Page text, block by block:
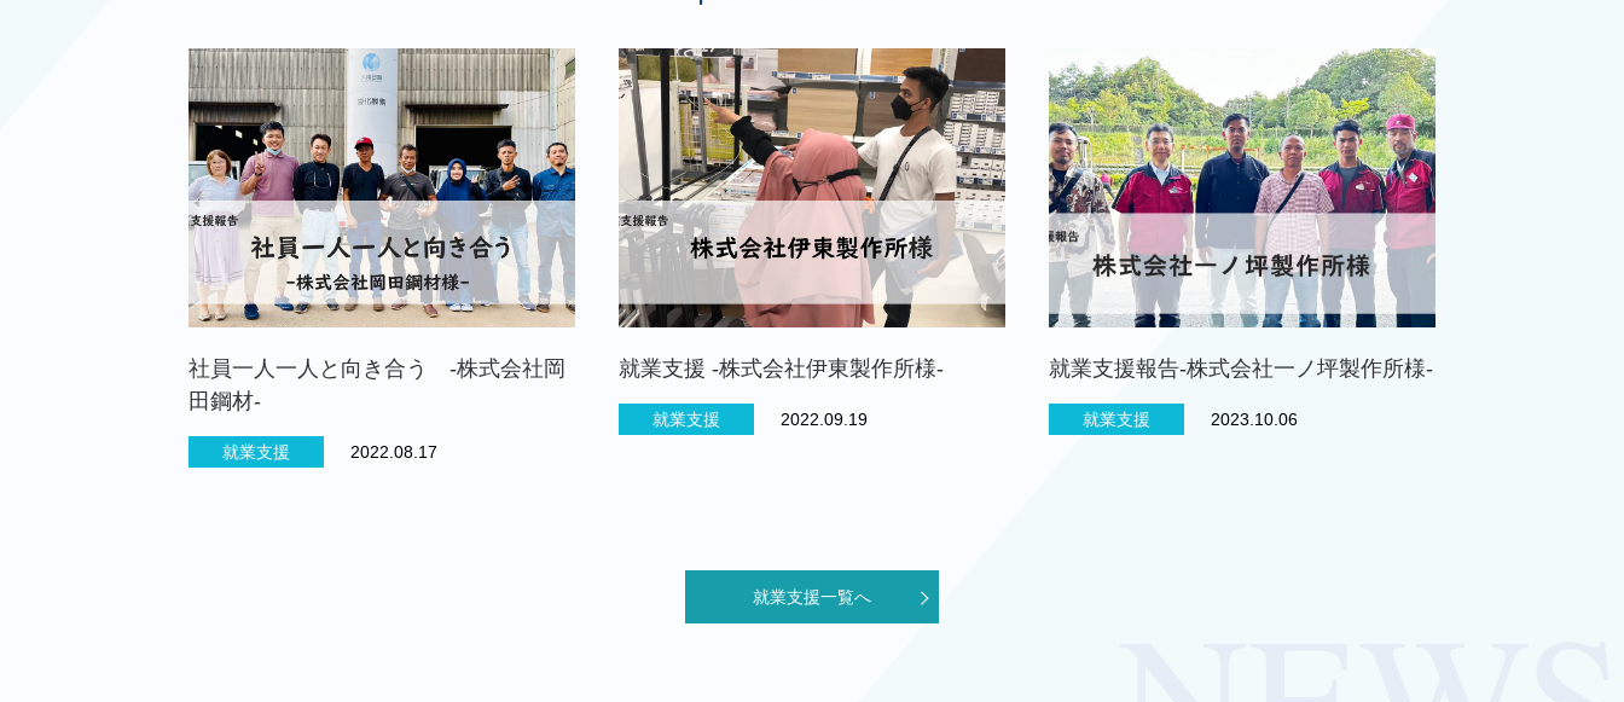
社員一人一人と向き合う -株式会社岡
田鋼材-
就業支援 2022.08.17
就業支援 -株式会社伊東製作所様-
就業支援 2022.09.19
就業支援報告-株式会社一ノ坪製作所様-
就業支援 2023.10.06
就業支援一覧へ